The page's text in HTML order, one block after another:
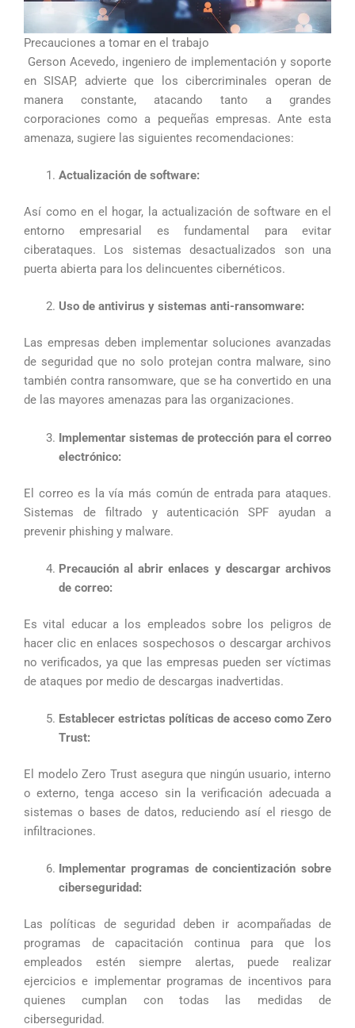
Precauciones a tomar en el trabajo
Gerson Acevedo, ingeniero de implementación y soporte
en SISAP, advierte que los cibercriminales operan de
manera constante, atacando tanto a grandes
corporaciones como a pequeñas empresas. Ante esta
amenaza, sugiere las siguientes recomendaciones:
Actualización de software:
Así como en el hogar, la actualización de software en el
entorno empresarial es fundamental para evitar
ciberataques. Los sistemas desactualizados son una
puerta abierta para los delincuentes cibernéticos.
Uso de antivirus y sistemas anti-ransomware:
Las empresas deben implementar soluciones avanzadas
de seguridad que no solo protejan contra malware, sino
también contra ransomware, que se ha convertido en una
de las mayores amenazas para las organizaciones.
Implementar sistemas de protección para el correo
electrónico:
El correo es la vía más común de entrada para ataques.
Sistemas de filtrado y autenticación SPF ayudan a
prevenir phishing y malware.
Precaución al abrir enlaces y descargar archivos
de correo:
Es vital educar a los empleados sobre los peligros de
hacer clic en enlaces sospechosos o descargar archivos
no verificados, ya que las empresas pueden ser víctimas
de ataques por medio de descargas inadvertidas.
Establecer estrictas políticas de acceso como Zero
Trust:
El modelo Zero Trust asegura que ningún usuario, interno
o externo, tenga acceso sin la verificación adecuada a
sistemas o bases de datos, reduciendo así el riesgo de
infiltraciones.
Implementar programas de concientización sobre
ciberseguridad:
Las políticas de seguridad deben ir acompañadas de
programas de capacitación continua para que los
empleados estén siempre alertas, puede realizar
ejercicios e implementar programas de incentivos para
quienes cumplan con todas las medidas de
ciberseguridad.